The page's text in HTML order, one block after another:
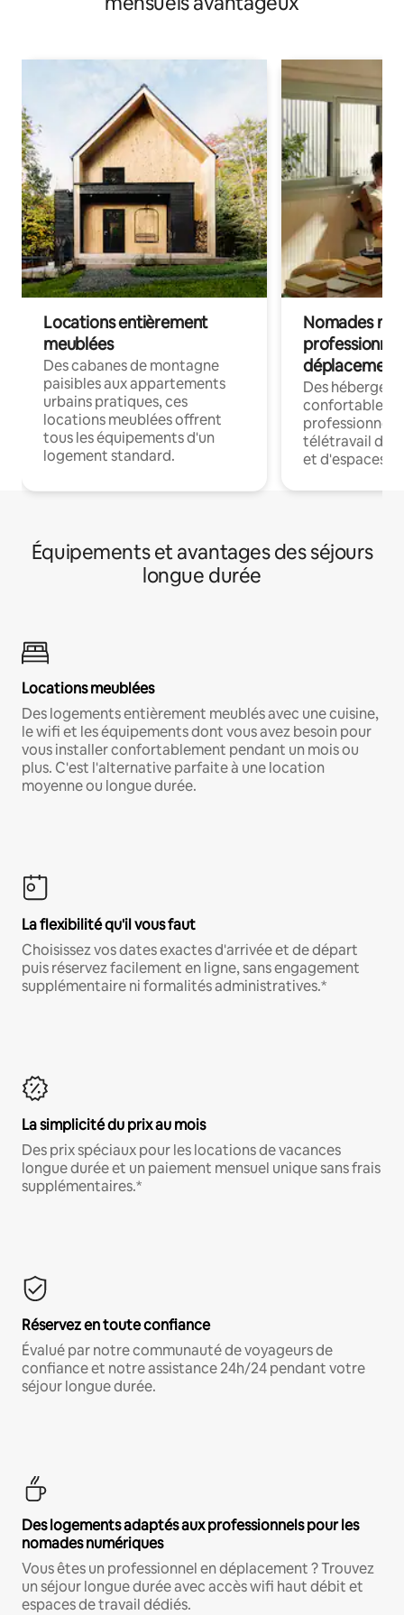
Locations entièrement
meublées
Des cabanes de montagne
paisibles aux appartements
urbains pratiques, ces
locations meublées offrent
tous les équipements d'un
logement standard.
Nomades
déplacement
Des
confortables
professionnels
télétravail
et d'espaces
Équipements et avantages des séjours
longue durée
Locations meublées
Des logements entièrement meublés avec une cuisine,
le wifi et les équipements dont vous avez besoin pour
vous installer confortablement pendant un mois ou
plus. C'est l'alternative parfaite à une location
moyenne ou longue durée.
La flexibilité qu'il vous faut
Choisissez vos dates exactes d'arrivée et de départ
puis réservez facilement en ligne, sans engagement
supplémentaire ni formalités administratives.*
La simplicité du prix au mois
Des prix spéciaux pour les locations de vacances
longue durée et un paiement mensuel unique sans frais
supplémentaires.*
Réservez en toute confiance
Évalué par notre communauté de voyageurs de
confiance et notre assistance 24h/24 pendant votre
séjour longue durée.
Des logements adaptés aux professionnels pour les
nomades numériques
Vous êtes un professionnel en déplacement ? Trouvez
un séjour longue durée avec accès wifi haut débit et
espaces de travail dédiés.